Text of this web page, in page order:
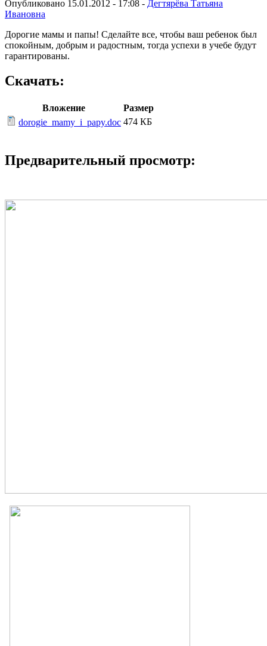
Опубликовано 15.01.2012 - 17:08 - Дегтярёва Татьяна
Ивановна
Дорогие мамы и папы! Сделайте все, чтобы ваш ребенок был
спокойным, добрым и радостным, тогда успехи в учебе будут
гарантированы.
Скачать:
Вложение
Размер
dorogie_mamy_i_papy.doc 474 КБ
Предварительный просмотр: